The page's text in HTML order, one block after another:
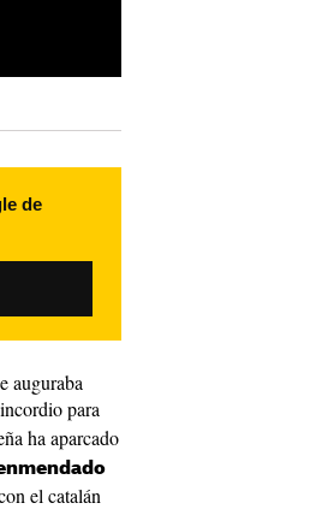
de
auguraba
para
ha aparcado
el catalán